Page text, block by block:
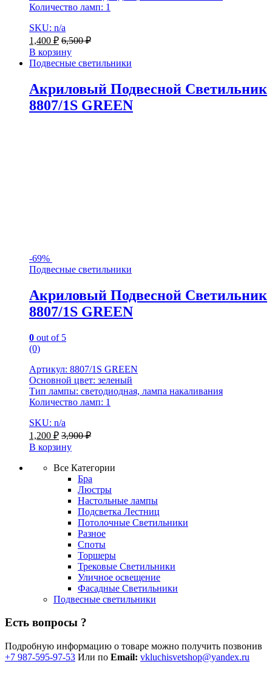
Количество ламп: 1
SKU: n/a
1,400 ₽ 6,500₽
В корзину
Подвесные светильники
Акриловый Подвесной Светильник
8807/1S GREEN
-69%
Подвесные светильники
Акриловый Подвесной Светильник
8807/1S GREEN
0 out of 5
(0)
Артикул: 8807/1S GREEN
Основной цвет: зеленый
Тип лампы: светодиодная, лампа накаливания
Количество ламп: 1
SKU: n/a
1,200 ₽ 3,900₽
В корзину
Все Категории
Бра
Люстры
Настольные лампы
Подсветка Лестниц
Потолочные Светильники
Разное
Споты
Торшеры
Трековые Светильники
Уличное освещение
Фасадные Светильники
Подвесные светильники
Есть вопросы ?
Подробную информацию о товаре можно получить позвонив
+7 987-595-97-53 Или по Email: vkluchisvetshop@yandex.ru